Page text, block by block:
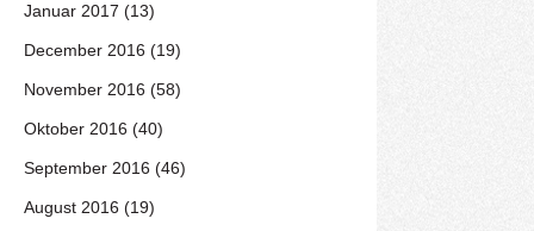
Januar 2017 (13)
December 2016 (19)
November 2016 (58)
Oktober 2016 (40)
September 2016 (46)
August 2016 (19)